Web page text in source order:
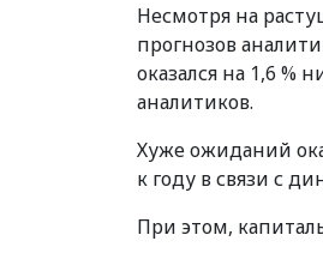
Несмотря на
прогнозов
оказался на 1,6 %
аналитиков.
Хуже ожиданий
к году в связи с
При этом,